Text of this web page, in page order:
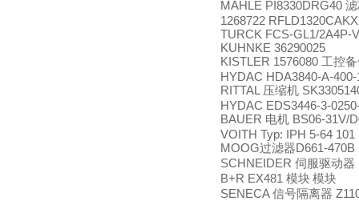
MAHLE PI8330DRG40
1268722
TURCK FCS-GL1/2A4P-
KUHNKE 36290025
KISTLER 1576080 工控
HYDAC HDA3840-A-
RITTAL 压缩机
HYDAC EDS3446-3-
BAUER 电机 BS06-31V/
VOITH Typ: IPH 5-64
MOOG过滤器D661-470B
SCHNEIDER 伺服驱动器
B+R EX481 模块模块
SENECA信号隔离器